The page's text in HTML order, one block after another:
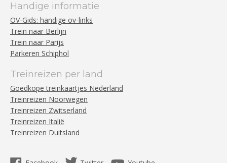
Handige informatie
OV-Gids: handige ov-links
Trein naar Berlijn
Trein naar Parijs
Parkeren Schiphol
Treinreizen per land
Goedkope treinkaartjes Nederland
Treinreizen Noorwegen
Treinreizen Zwitserland
Treinreizen Italië
Treinreizen Duitsland